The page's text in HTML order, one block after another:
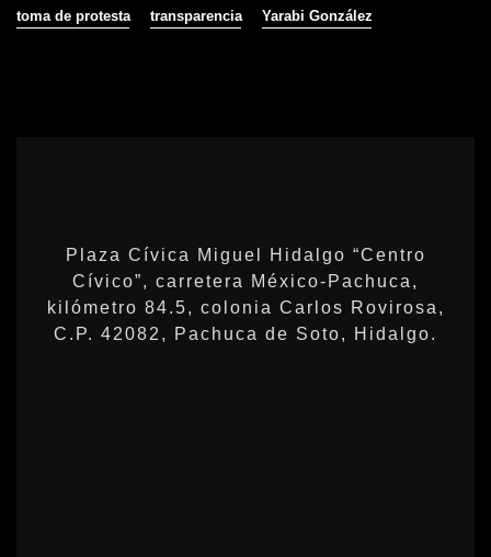
toma de protesta transparencia Yarabi González
Plaza Cívica Miguel Hidalgo “Centro
Cívico”, carretera México-Pachuca,
kilómetro 84.5, colonia Carlos Rovirosa,
C.P. 42082, Pachuca de Soto, Hidalgo.